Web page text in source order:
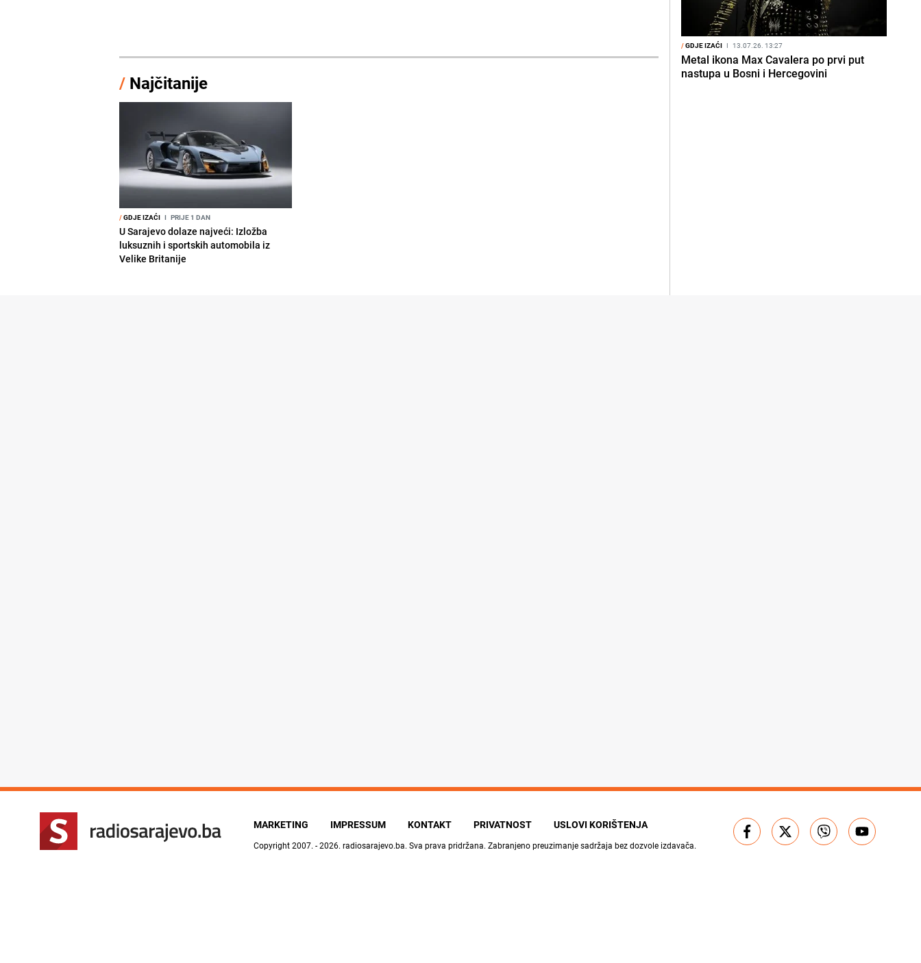
/ Najčitanije
/GDJE IZAĆI I PRIJE 1 DAN
U Sarajevo dolaze najveći: Izložba
luksuznih i sportskih automobila iz
Velike Britanije
/GDJE IZAĆI I 13.07.26. 13:27
Metal ikona Max Cavalera po prvi put
nastupa u Bosni i Hercegovini
MARKETING IMPRESSUM KONTAKT PRIVATNOST USLOVI KORIŠTENJA
Copyright 2007. - 2026. radiosarajevo.ba. Sva prava pridržana. Zabranjeno preuzimanje sadržaja bez dozvole izdavača.